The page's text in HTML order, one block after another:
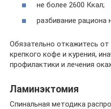
не более 2600 Ккал;
разбивание рациона
Обязательно откажитесь от
крепкого кофе и курения,
профилактики и лечения
Ламинэктомия
Спинальная методика